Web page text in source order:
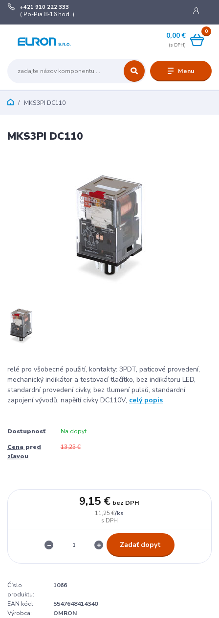
Menu
+421 910 222 333
( Po-Pia 8-16 hod. )
0
0,00 €
MKS3PI DC110
MKS3PI DC110
relé pro všobecné použití, kontakty: 3PDT, paticové provedení,
mechanický indikátor a testovací tlačítko, bez indikátoru LED,
standardní provedení cívky, bez tlumení pulsů, standardní
zapojení vývodů, napěítí cívky DC110V, celý popis
Dostupnosť Na dopyt
Cena pred
zľavou
13,23 €
11,25 €/ks
9,15 € bez DPH
Zadať dopyt
Číslo
produktu:
1066
EAN kód:
5547648414340
Výrobca:
OMRON